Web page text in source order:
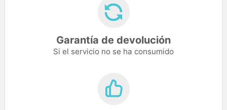
Garantía de devolución
Si el servicio no se ha consumido